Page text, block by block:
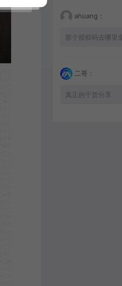
ahuang：
那个授权码去哪里
二哥：
真正的干货分享